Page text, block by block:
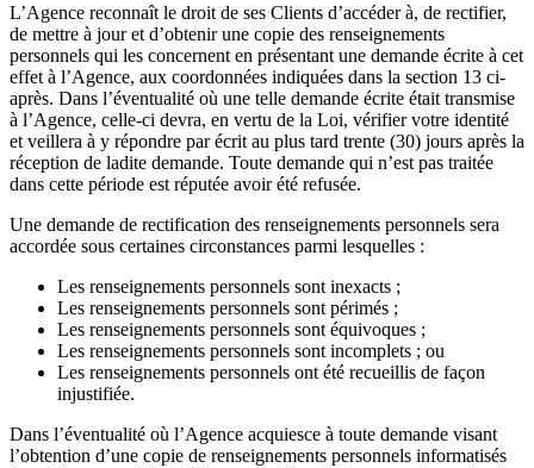
L’Agence reconnaît le droit de ses Clients d’accéder à, de rectifier,
de mettre à jour et d’obtenir une copie des renseignements
personnels qui les concernent en présentant une demande écrite à cet
effet à l’Agence, aux coordonnées indiquées dans la section 13 ci-
après. Dans l’éventualité où une telle demande écrite était transmise
à l’Agence, celle-ci devra, en vertu de la Loi, vérifier votre identité
et veillera à y répondre par écrit au plus tard trente (30) jours après la
réception de ladite demande. Toute demande qui n’est pas traitée
dans cette période est réputée avoir été refusée.
Une demande de rectification des renseignements personnels sera
accordée sous certaines circonstances parmi lesquelles :
Les renseignements personnels sont inexacts ;
Les renseignements personnels sont périmés ;
Les renseignements personnels sont équivoques ;
Les renseignements personnels sont incomplets ; ou
Les renseignements personnels ont été recueillis de façon
injustifiée.
Dans l’éventualité où l’Agence acquiesce à toute demande visant
l’obtention d’une copie de renseignements personnels informatisés